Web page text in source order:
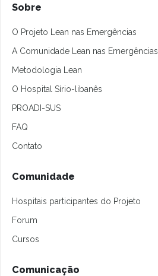
Sobre
O Projeto Lean nas Emergências
A Comunidade Lean nas Emergências
Metodologia Lean
O Hospital Sírio-libanês
PROADI-SUS
FAQ
Contato
Comunidade
Hospitais participantes do Projeto
Forum
Cursos
Comunicação